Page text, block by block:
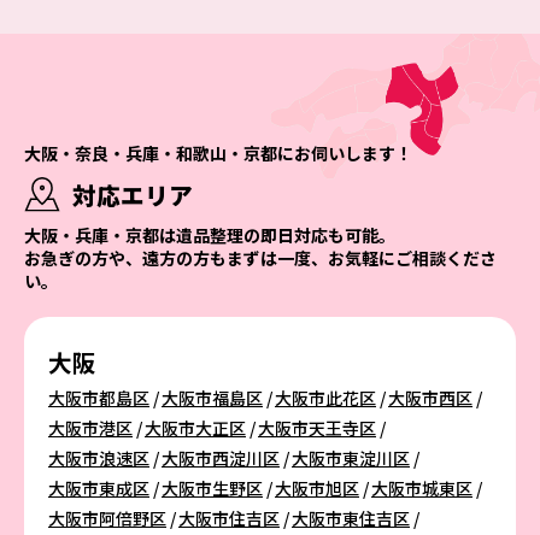
大阪・奈良・兵庫・和歌山・京都にお伺いします！
対応エリア
大阪・兵庫・京都は遺品整理の即日対応も可能。
お急ぎの方や、遠方の方もまずは一度、お気軽にご相談くださ
い。
大阪
大阪市都島区 大阪市福島区 大阪市此花区 大阪市西区
大阪市港区 大阪市大正区 大阪市天王寺区
大阪市浪速区 大阪市西淀川区 大阪市東淀川区
大阪市東成区 大阪市生野区 大阪市旭区 大阪市城東区
大阪市阿倍野区 大阪市住吉区 大阪市東住吉区